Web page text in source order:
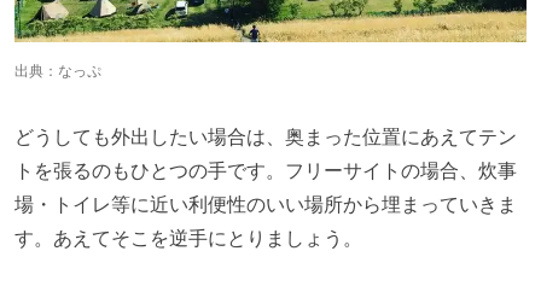
出典： なっぷ
どうしても外出したい場合は、奥まった位置にあえてテン
トを張るのもひとつの手です。フリーサイトの場合、炊事
場・トイレ等に近い利便性のいい場所から埋まっていきま
す。あえてそこを逆手にとりましょう。